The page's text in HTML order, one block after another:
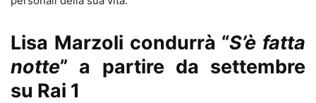
Lisa Marzoli condurrà “S’è fatta
notte” a partire da settembre
su Rai 1